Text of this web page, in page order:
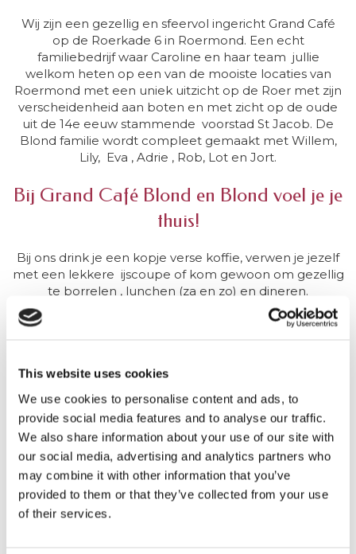
This website uses cookies
We use cookies to personalise content and ads, to
provide social media features and to analyse our traffic.
We also share information about your use of our site with
our social media, advertising and analytics partners who
may combine it with other information that you’ve
provided to them or that they’ve collected from your use
of their services.
Wij zijn een gezellig en sfeervol ingericht Grand Café
op de Roerkade 6 in Roermond. Een echt
familiebedrijf waar Caroline en haar team jullie
welkom heten op een van de mooiste locaties van
Roermond met een uniek uitzicht op de Roer met zijn
verscheidenheid aan boten en met zicht op de oude
uit de 14e eeuw stammende voorstad St Jacob. De
Blond familie wordt compleet gemaakt met Willem,
Lily, Eva , Adrie , Rob, Lot en Jort.
Bij Grand Café Blond en Blond voel je je
thuis!
Bij ons drink je een kopje verse koffie, verwen je jezelf
met een lekkere ijscoupe of kom gewoon om gezellig
te borrelen , lunchen (za en zo) en dineren.
Iedere woensdag en donderdag genieten van
Een absolute aanrader!
De “Blonde” Salon is zeer geschikt voor
feestjes, vergaderingen en familie dinertjes. Uiteraard is
deze Salon te reserveren.
Blond & Blond dé plek voor Lunch,
Diner, Café of Vergaderen